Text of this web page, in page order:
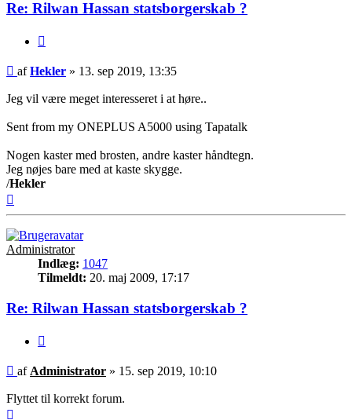
Re: Rilwan Hassan statsborgerskab ?
Indlæg
afHekler » 13. sep 2019, 13:35
Jeg vil være meget interesseret i at høre..
Sent from my ONEPLUS A5000 using Tapatalk
Nogen kaster med brosten, andre kaster håndtegn.
Jeg nøjes bare med at kaste skygge.
/Hekler
Administrator
Indlæg: 1047
Tilmeldt: 20. maj 2009, 17:17
Re: Rilwan Hassan statsborgerskab ?
Indlæg
af Administrator » 15. sep 2019, 10:10
Flyttet til korrekt forum.